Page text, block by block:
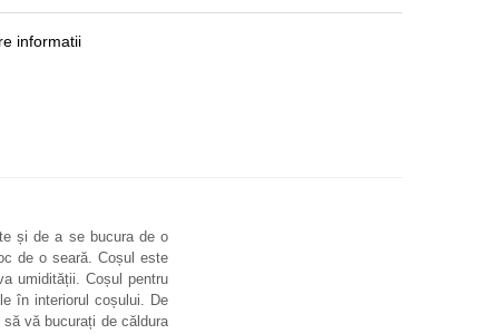
informatii
și de a se bucura de o
de o seară. Coșul este
umidității. Coșul pentru
în interiorul coșului. De
vă bucurați de căldura